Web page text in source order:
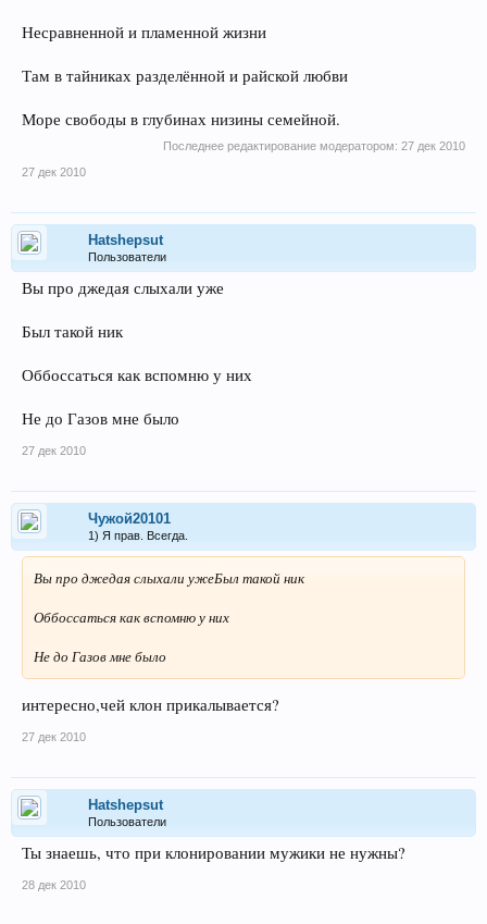
Несравненной и пламенной жизни
Там в тайниках разделённой и райской любви
Море свободы в глубинах низины семейной.
Последнее редактирование модератором: 27 дек 2010
27 дек 2010
Hatshepsut
Пользователи
Вы про джедая слыхали уже
Был такой ник
Оббоссаться как вспомню у них
Не до Газов мне было
27 дек 2010
Чужой20101
1) Я прав. Всегда.
Вы про джедая слыхали ужеБыл такой ник
Оббоссаться как вспомню у них
Не до Газов мне было
интересно,чей клон прикалывается?
27 дек 2010
Hatshepsut
Пользователи
Ты знаешь, что при клонировании мужики не нужны?
28 дек 2010